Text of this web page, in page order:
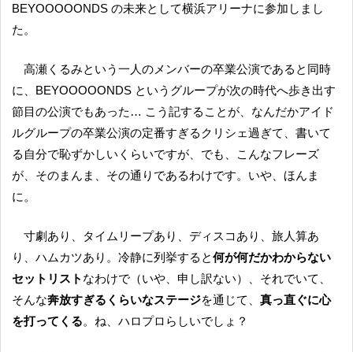
BEYOOOOONDS の未来として横浜アリーナに参加しまし
た。
高瀬くるみという一人のメンバーの卒業公演であると同時
に、BEYOOOOONDS というグループが次の時代へ歩き出す
節目の公演でもあった… こう記することが、なんだかアイド
ルグループの卒業公演の定番すぎるクリシェ過ぎて、書いて
る自分で恥ずかしいくらいですが、でも、こんなフレーズ
が、そのまんま、その通りであるわけです。いや、ほんま
に。
寸劇あり、タイムリープあり、ディスコあり、旅人算あ
り、ハムカツあり。冷静に列挙すると何が何だかわからない
セットリスト なわけで（いや、申し訳ない）、それでいて、
そんな奔放すぎるくらいなステージを通じて、 真っ直ぐに心
を打ってくる。ね、ハロプロらしいでしょ？